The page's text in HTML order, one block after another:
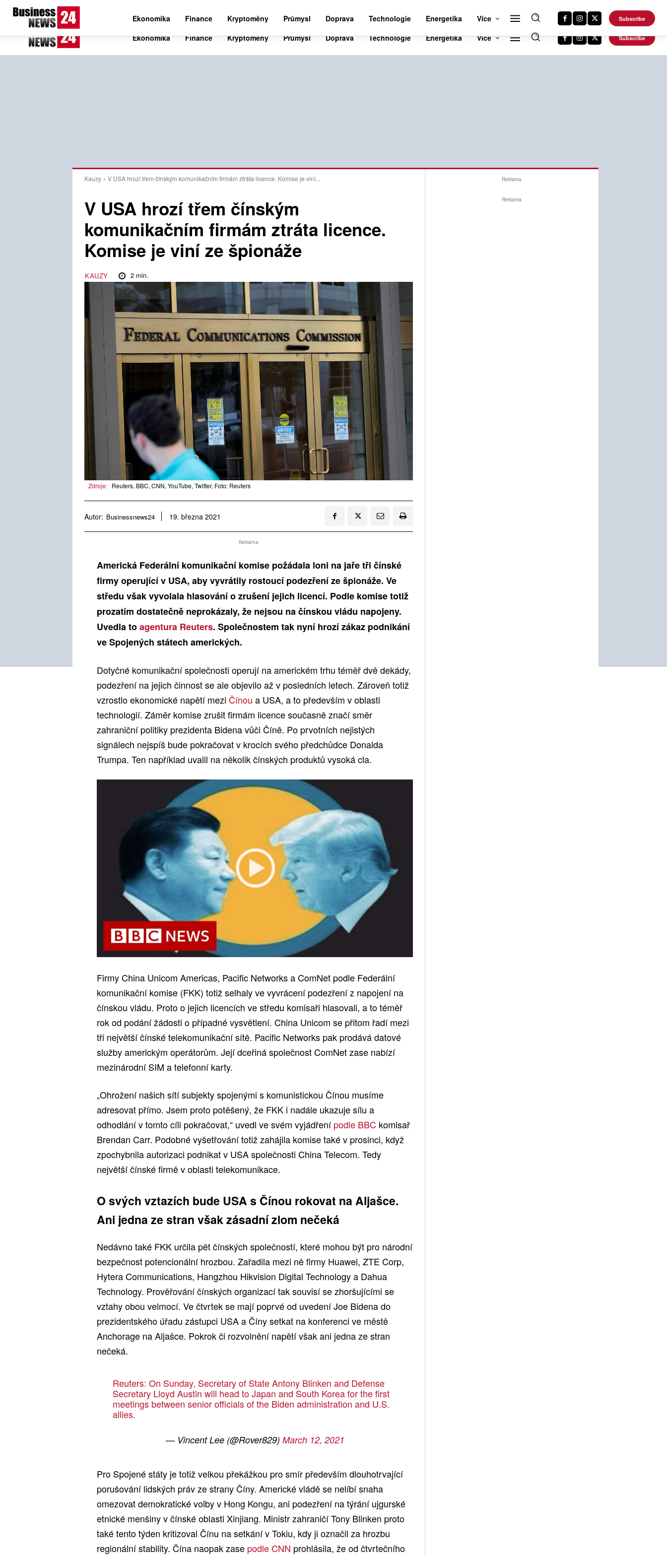
28.1 Czech
Čtvrtek 6. srpna 2026 DALŠÍ WEBY
Ekonomika Finance Kryptoměny Průmysl Doprava Technologie Energetika Více Subscribe
Kauzy V USA hrozí třem čínským komunikačním firmám ztráta licence. Komise je viní...
V USA hrozí třem čínským
komunikačním firmám ztráta licence.
Komise je viní ze špionáže
KAUZY 2min.
Zdroje: Reuters, BBC, CNN, YouTube, Twitter, Foto: Reuters
Autor: Businessnews24 19. března 2021
Reklama
Americká Federální komunikační komise požádala loni na jaře tři čínské
firmy operující v USA, aby vyvrátily rostoucí podezření ze špionáže. Ve
středu však vyvolala hlasování o zrušení jejich licencí. Podle komise totiž
prozatím dostatečně neprokázaly, že nejsou na čínskou vládu napojeny.
Uvedla toagentura Reuters. Společnostem tak nyní hrozí zákaz podnikání
ve Spojených státech amerických.
Dotyčné komunikační společnosti operují na americkém trhu téměř dvě dekády,
podezření na jejich činnost se ale objevilo až v posledních letech. Zároveň totiž
vzrostlo ekonomické napětí mezi Čínou a USA, a to především v oblasti
technologií. Záměr komise zrušit firmám licence současně značí směr
zahraniční politiky prezidenta Bidena vůči Číně. Po prvotních nejistých
signálech nejspíš bude pokračovat v krocích svého předchůdce Donalda
Trumpa. Ten například uvalil na několik čínských produktů vysoká cla.
Firmy China Unicom Americas, Pacific Networks a ComNet podle Federální
komunikační komise (FKK) totiž selhaly ve vyvrácení podezření z napojení na
čínskou vládu. Proto o jejich licencích ve středu komisaři hlasovali, a to téměř
rok od podání žádosti o případné vysvětlení. China Unicom se přitom řadí mezi
tři největší čínské telekomunikační sítě. Pacific Networks pak prodává datové
služby americkým operátorům. Její dceřiná společnost ComNet zase nabízí
mezinárodní SIM a telefonní karty.
„Ohrožení našich sítí subjekty spojenými s komunistickou Čínou musíme
adresovat přímo. Jsem proto potěšený, že FKK i nadále ukazuje sílu a
odhodlání v tomto cíli pokračovat,“ uvedl ve svém vyjádřenípodle BBC komisař
Brendan Carr. Podobné vyšetřování totiž zahájila komise také v prosinci, když
zpochybnila autorizaci podnikat v USA společnosti China Telecom. Tedy
největší čínské firmě v oblasti telekomunikace.
O svých vztazích bude USA s Čínou rokovat na Aljašce.
Ani jedna ze stran však zásadní zlom nečeká
Nedávno také FKK určila pět čínských společností, které mohou být pro národní
bezpečnost potencionální hrozbou. Zařadila mezi ně firmy Huawei, ZTE Corp,
Hytera Communications, Hangzhou Hikvision Digital Technology a Dahua
Technology. Prověřování čínských organizací tak souvisí se zhoršujícími se
vztahy obou velmocí. Ve čtvrtek se mají poprvé od uvedení Joe Bidena do
prezidentského úřadu zástupci USA a Číny setkat na konferenci ve městě
Anchorage na Aljašce. Pokrok či rozvolnění napětí však ani jedna ze stran
nečeká.
Reuters: On Sunday, Secretary of State Antony Blinken and Defense
Secretary Lloyd Austin will head to Japan and South Korea for the first
meetings between senior officials of the Biden administration and U.S.
allies.
— Vincent Lee (@Rover829) March 12, 2021
Pro Spojené státy je totiž velkou překážkou pro smír především dlouhotrvající
porušování lidských práv ze strany Číny. Americké vládě se nelíbí snaha
omezovat demokratické volby v Hong Kongu, ani podezření na týrání ujgurské
etnické menšiny v čínské oblasti Xinjiang. Ministr zahraničí Tony Blinken proto
také tento týden kritizoval Čínu na setkání v Tokiu, kdy ji označil za hrozbu
regionální stability. Čína naopak zase podle CNN prohlásila, že od čtvrtečního
Reklama
Reklama